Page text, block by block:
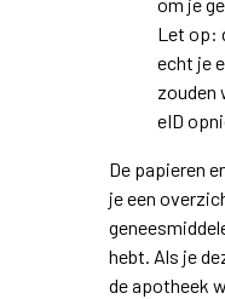
om je
Let op:
echt je
zouden
eID
De papieren
je een
hebt. Als je
de apotheek